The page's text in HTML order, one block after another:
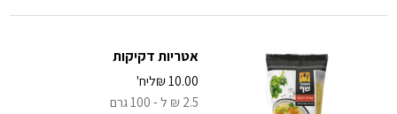
אטריות דקיקות
₪10.00
ליח'
2.5 ₪ ל - 100 גרם